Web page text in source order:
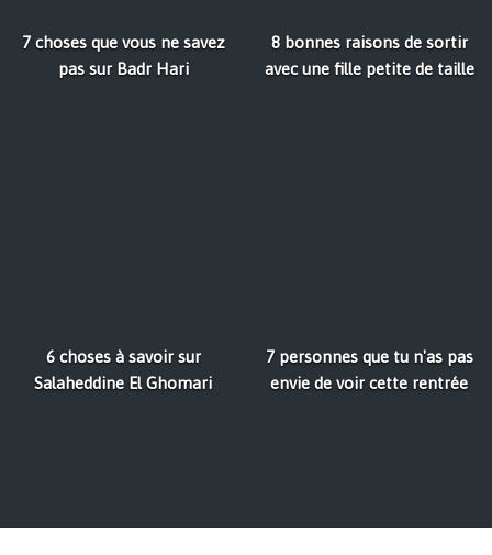
7 choses que vous ne savez
pas sur Badr Hari
8 bonnes raisons de sortir
avec une fille petite de taille
6 choses à savoir sur
Salaheddine El Ghomari
7 personnes que tu n'as pas
envie de voir cette rentrée